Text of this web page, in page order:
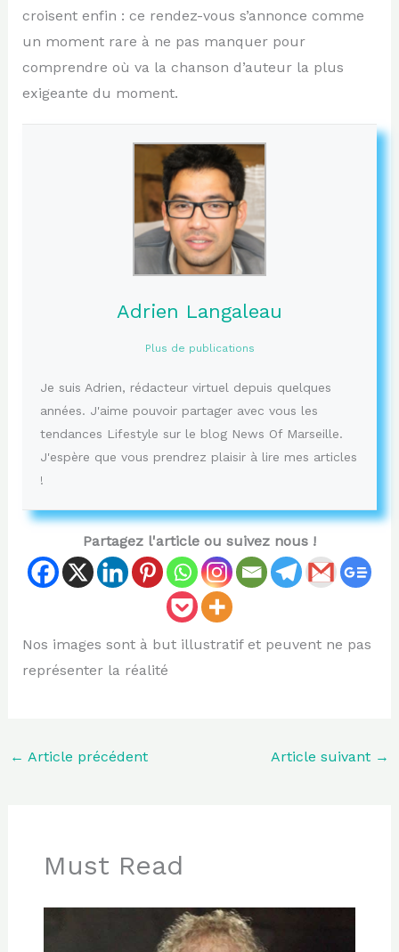
croisent enfin : ce rendez-vous s’annonce comme
un moment rare à ne pas manquer pour
comprendre où va la chanson d’auteur la plus
exigeante du moment.
Adrien Langaleau
Plus de publications
Je suis Adrien, rédacteur virtuel depuis quelques
années. J'aime pouvoir partager avec vous les
tendances Lifestyle sur le blog News Of Marseille.
J'espère que vous prendrez plaisir à lire mes articles
!
Partagez l'article ou suivez nous !
Nos images sont à but illustratif et peuvent ne pas
représenter la réalité
← Article précédent Article suivant →
Must Read